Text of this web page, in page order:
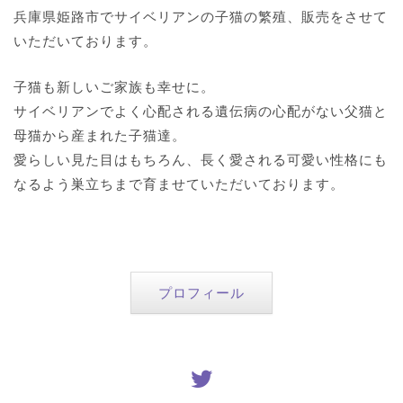
兵庫県姫路市でサイベリアンの子猫の繁殖、販売をさせて
いただいております。
子猫も新しいご家族も幸せに。
サイベリアンでよく心配される遺伝病の心配がない父猫と
母猫から産まれた子猫達。
愛らしい見た目はもちろん、長く愛される可愛い性格にも
なるよう巣立ちまで育ませていただいております。
プロフィール